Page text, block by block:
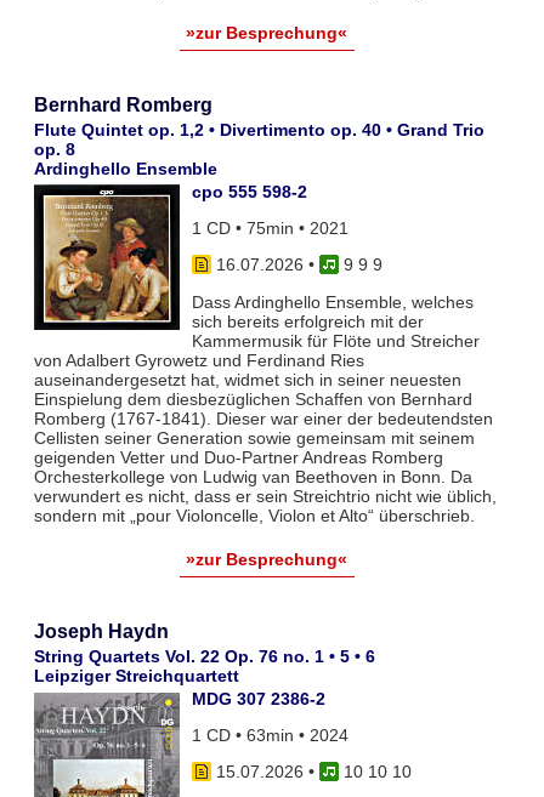
»zur Besprechung«
Bernhard Romberg
Flute Quintet op. 1,2 • Divertimento op. 40 • Grand Trio
op. 8
Ardinghello Ensemble
cpo 555 598-2
1 CD • 75min • 2021
16.07.2026 •
9 9 9
Dass Ardinghello Ensemble, welches
sich bereits erfolgreich mit der
Kammermusik für Flöte und Streicher
von Adalbert Gyrowetz und Ferdinand Ries
auseinandergesetzt hat, widmet sich in seiner neuesten
Einspielung dem diesbezüglichen Schaffen von Bernhard
Romberg (1767-1841). Dieser war einer der bedeutendsten
Cellisten seiner Generation sowie gemeinsam mit seinem
geigenden Vetter und Duo-Partner Andreas Romberg
Orchesterkollege von Ludwig van Beethoven in Bonn. Da
verwundert es nicht, dass er sein Streichtrio nicht wie üblich,
sondern mit „pour Violoncelle, Violon et Alto“ überschrieb.
»zur Besprechung«
Joseph Haydn
String Quartets Vol. 22 Op. 76 no. 1 • 5 • 6
Leipziger Streichquartett
MDG 307 2386-2
1 CD • 63min • 2024
15.07.2026 •
10 10 10